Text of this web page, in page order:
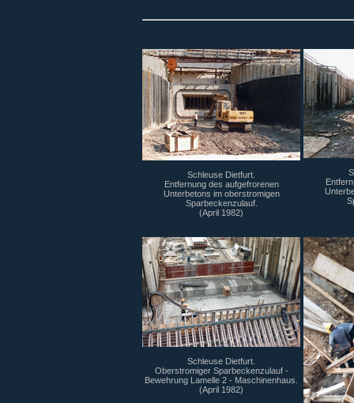
Schleuse Dietfurt.
Entfernung des aufgefrorenen
Unterbetons im oberstromigen
Sparbeckenzulauf.
(April 1982)
Schleuse Dietfurt.
Oberstromiger Sparbeckenzulauf -
Bewehrung Lamelle 2 - Maschinenhaus.
(April 1982)